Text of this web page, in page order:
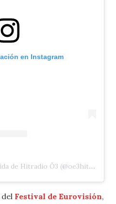
en Instagram
Una publicación compartida de Hitradio Ö3 (@oe3hitradio)
Festival de Eurovisión,